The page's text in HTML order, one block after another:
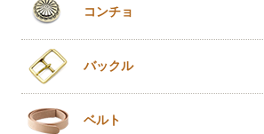
コンチョ
バックル
ベルト